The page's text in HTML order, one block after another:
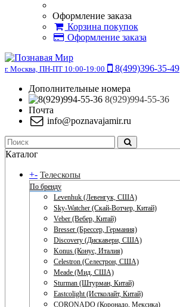
Оформление заказа
Корзина покупок
Оформление заказа
г. Москва, ПН-ПТ 10:00-19:00
8(499)396-35-49
Дополнительные номера
8(929)994-55-36
Почта
info@poznavajamir.ru
Каталог
+- Телескопы
По бренду
Levenhuk (Левенгук, США)
Sky-Watcher (Скай-Вотчер, Китай)
Veber (Вебер, Китай)
Bresser (Брессер, Германия)
Discovery (Дискавери, США)
Konus (Конус, Италия)
Celestron (Селестрон, США)
Meade (Мид, США)
Sturman (Штурман, Китай)
Eastcolight (Истколайт, Китай)
CORONADO (Коронадо, Мексика)